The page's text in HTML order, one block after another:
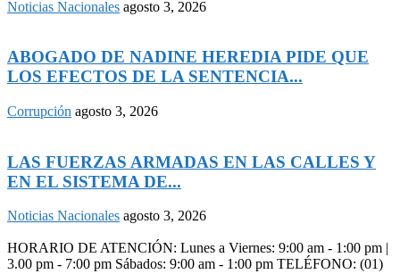
Noticias Nacionales agosto 3, 2026
ABOGADO DE NADINE HEREDIA PIDE QUE
LOS EFECTOS DE LA SENTENCIA...
Corrupción agosto 3, 2026
LAS FUERZAS ARMADAS EN LAS CALLES Y
EN EL SISTEMA DE...
Noticias Nacionales agosto 3, 2026
HORARIO DE ATENCIÓN: Lunes a Viernes: 9:00 am - 1:00 pm |
3.00 pm - 7:00 pm Sábados: 9:00 am - 1:00 pm TELÉFONO: (01)